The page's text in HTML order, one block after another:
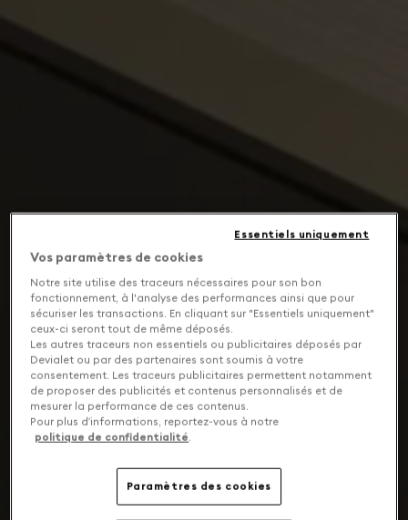
Vos paramètres de cookies
Notre site utilise des traceurs nécessaires pour son bon
fonctionnement, à l'analyse des performances ainsi que pour
sécuriser les transactions. En cliquant sur "Essentiels uniquement"
ceux-ci seront tout de même déposés.
Les autres traceurs non essentiels ou publicitaires déposés par
Devialet ou par des partenaires sont soumis à votre
consentement. Les traceurs publicitaires permettent notamment
de proposer des publicités et contenus personnalisés et de
mesurer la performance de ces contenus.
Pour plus d’informations, reportez-vous à notre
politique de confidentialité.
Paramètres des cookies
Essentiels uniquement